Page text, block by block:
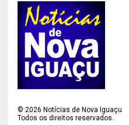
© 2026 Notícias de Nova Iguaçu
Todos os direitos reservados.